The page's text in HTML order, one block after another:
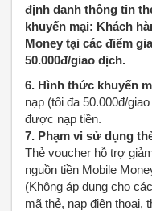
định danh thông tin
khuyến mại: Khách
Money tại các điểm
50.000đ/giao dịch.
6. Hình thức khuyến
nạp (tối đa 50.000đ/
được nạp tiền.
7. Phạm vi sử dụng
Thẻ voucher hỗ trợ
nguồn tiền Mobile
(Không áp dụng cho
mã thẻ, nạp điện thoại,